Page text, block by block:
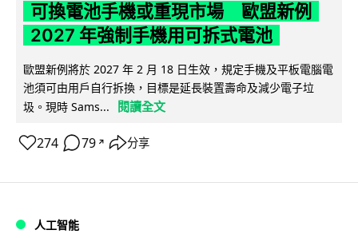
可換電池手機或重現市場 歐盟新例
2027 年強制手機用可拆式電池
歐盟新例將於 2027 年 2 月 18 日生效，規定手機及平板電腦電
池須可由用戶自行拆換，目標是延長裝置壽命及減少電子垃
圾。現時 Sams...
閱讀全文
274 79 ↗ 分享
人工智能